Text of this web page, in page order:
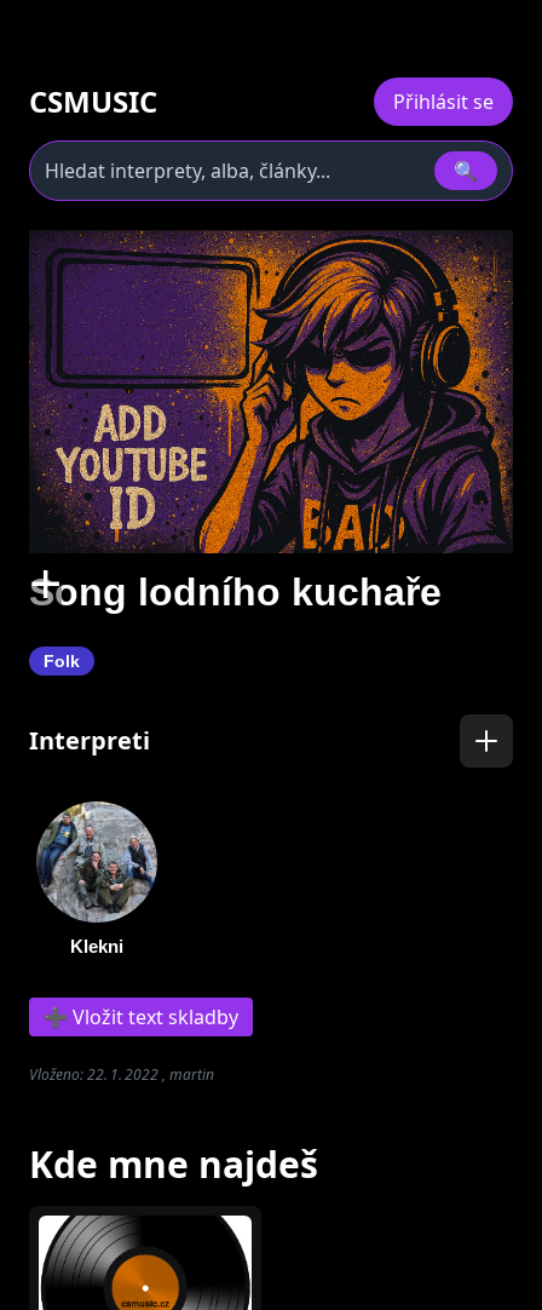
CSMUSIC Přihlásit se
🔍
+
Song lodního kuchaře
Folk
Interpreti
Klekni
➕ Vložit text skladby
Vloženo: 22. 1. 2022 , martin
Kde mne najdeš